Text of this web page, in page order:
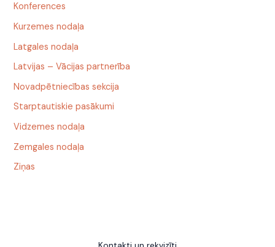
Konferences
Kurzemes nodaļa
Latgales nodaļa
Latvijas – Vācijas partnerība
Novadpētniecības sekcija
Starptautiskie pasākumi
Vidzemes nodaļa
Zemgales nodaļa
Ziņas